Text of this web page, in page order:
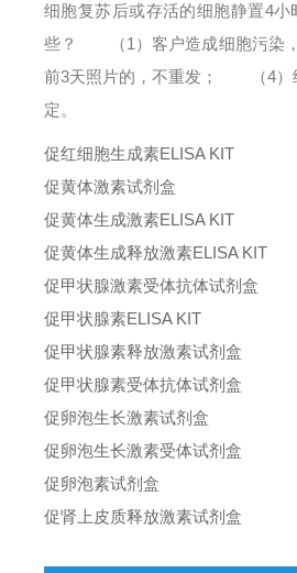
细胞复苏后或存活的细胞静置4小
些？
（1）客户造成细胞污染，
前3天照片的，不重发；
（4）细
定。
促红细胞生成素ELISA KIT
促黄体激素试剂盒
促黄体生成激素ELISA KIT
促黄体生成释放激素ELISA KIT
促甲状腺激素受体抗体试剂盒
促甲状腺素ELISA KIT
促甲状腺素释放激素试剂盒
促甲状腺素受体抗体试剂盒
促卵泡生长激素试剂盒
促卵泡生长激素受体试剂盒
促卵泡素试剂盒
促肾上皮质释放激素试剂盒